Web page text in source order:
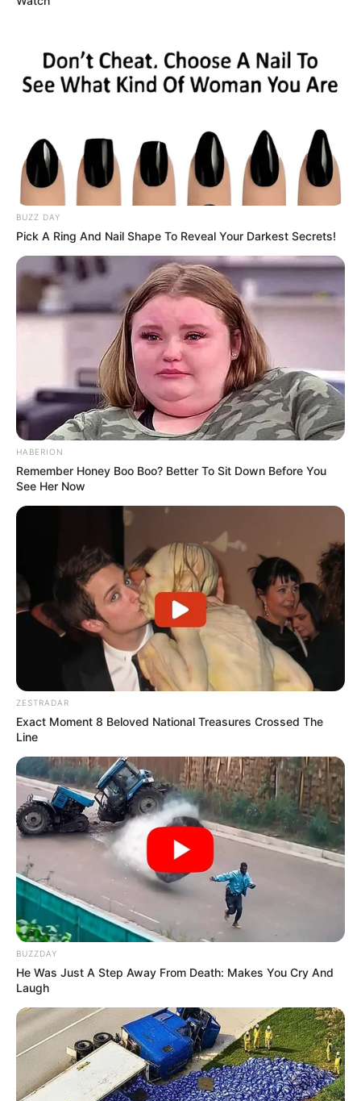
BUZZ DAY
Pick A Ring And Nail Shape To Reveal Your Darkest Secrets!
HABERION
Remember Honey Boo Boo? Better To Sit Down Before You
See Her Now
ZESTRADAR
Exact Moment 8 Beloved National Treasures Crossed The
Line
BUZZDAY
He Was Just A Step Away From Death: Makes You Cry And
Laugh